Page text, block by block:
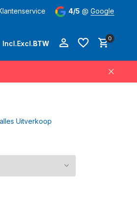
Levertijd3-5 werkdagen
4/5 @ Google
Incl.Excl.BTW
0
Uitverkoop